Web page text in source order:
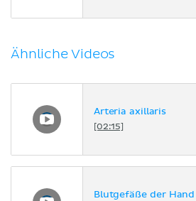
Ähnliche Videos
Arteria axillaris
[02:15]
Blutgefäße der Hand